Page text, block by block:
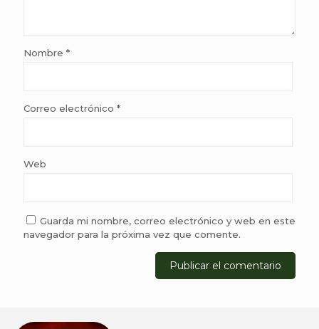
Nombre *
Correo electrónico *
Web
Guarda mi nombre, correo electrónico y web en este
navegador para la próxima vez que comente.